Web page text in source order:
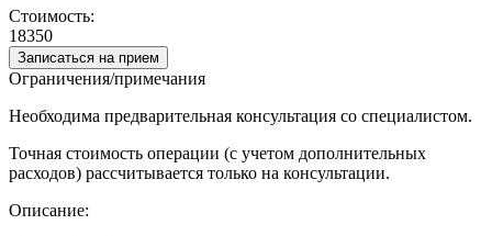
Стоимость:
18350
Записаться на прием
Ограничения/примечания
Необходима предварительная консультация со специалистом.
Точная стоимость операции (с учетом дополнительных
расходов) рассчитывается только на консультации.
Описание: